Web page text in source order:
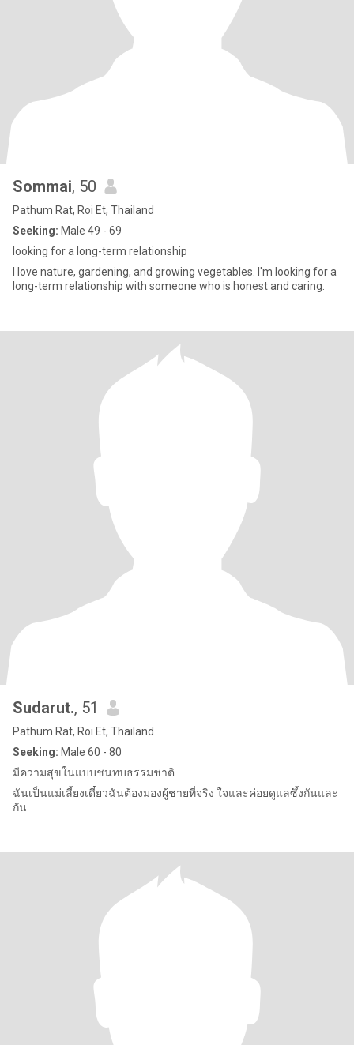
Sommai, 50
Pathum Rat, Roi Et, Thailand
Seeking: Male 49 - 69
looking for a long-term relationship
I love nature, gardening, and growing vegetables. I'm looking for a
long-term relationship with someone who is honest and caring.
Sudarut., 51
Pathum Rat, Roi Et, Thailand
Seeking: Male 60 - 80
มีความสุขในแบบชนทบธรรมชาติ
ฉันเป็นแม่เลี้ยงเดี๋ยวฉันต้องมองผู้ชายที่จริง ใจและค่อยดูแลซึ้งกันและ
กัน